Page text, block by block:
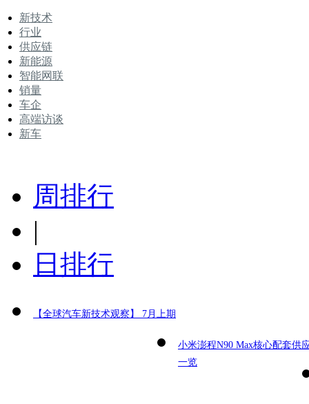
新技术
行业
供应链
新能源
智能网联
销量
车企
高端访谈
新车
周排行
|
日排行
【全球汽车新技术观察】 7月上期
小米澎程N90 Max核心配套供
一览